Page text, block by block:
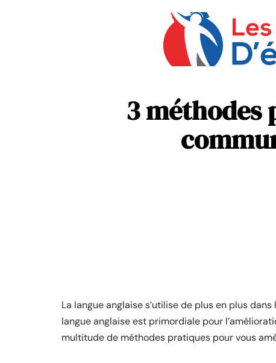
3 méthodes
La langue anglaise s’utilise de plus en plus
langue anglaise est primordiale pour
multitude de méthodes pratiques pour vous